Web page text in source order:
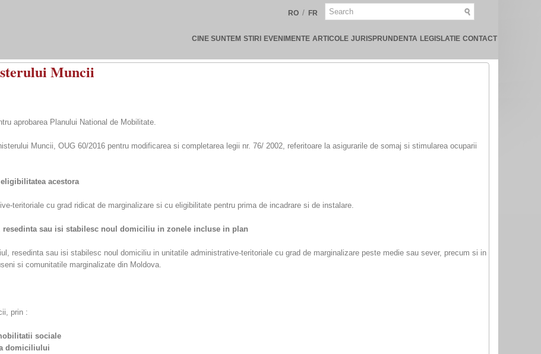
RO / FR
CINE SUNTEM STIRI EVENIMENTE ARTICOLE JURISPRUNDENTA LEGISLATIE CONTACT
Muncii
aprobarea Planului National de Mobilitate.
Muncii, OUG 60/2016 pentru modificarea si completarea legii nr. 76/ 2002, referitoare la asigurarile de somaj si stimularea ocuparii
acestora
teritoriale cu grad ridicat de marginalizare si cu eligibilitate pentru prima de incadrare si de instalare.
sau isi stabilesc noul domiciliu in zonele incluse in plan
resedinta sau isi stabilesc noul domiciliu in unitatile administrative-teritoriale cu grad de marginalizare peste medie sau sever, precum si in
si comunitatile marginalizate din Moldova.
prin :
sociale
domiciliului